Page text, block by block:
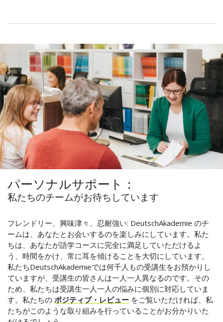
パーソナルサポート：
私たちのチームがお待ちしています
フレンドリー、興味津々、忍耐強い: DeutschAkademie のチ
ームは、あなたとお会いするのを楽しみにしています。私た
ちは、あなたが語学コースに完全に満足していただけるよ
う、時間をかけ、常に耳を傾けることを大切にしています。
私たちDeutschAkademieでは何千人もの受講生をお預かりし
ていますが、受講生の皆さんは一人一人異なるのです。その
ため、私たちは受講生一人一人の悩みに個別に対応していま
す。私たちの ポジティブ・レビュー をご覧いただければ、私
たちがこのような取り組みを行っていることがお分かりいた